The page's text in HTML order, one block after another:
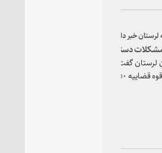
خبر داد؛
گفت: جلسه نهایى گزارشات هیات